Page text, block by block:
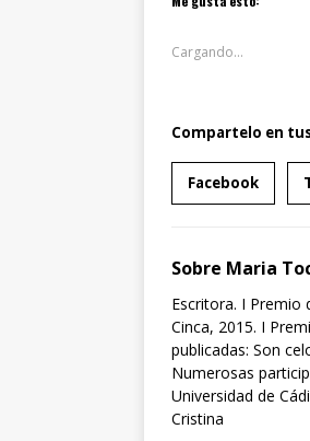
Cargando...
Compartelo en
Facebook
Sobre Maria
Escritora. I Premio
Cinca, 2015. I
publicadas: Son
Numerosas
Universidad de
Cristina